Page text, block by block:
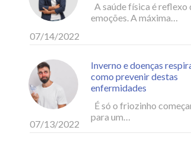
07/14/2022
A saúde física é reflexo
emoções. A máxima…
07/13/2022
Inverno e doenças
como prevenir destas
enfermidades
É só o friozinho
para um…